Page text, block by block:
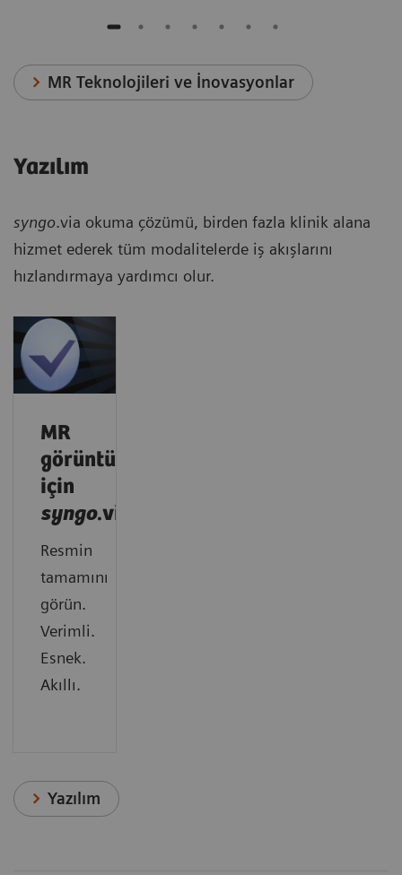
MR Teknolojileri ve İnovasyonlar
Yazılım
syngo.via okuma çözümü, birden fazla klinik alana
hizmet ederek tüm modalitelerde iş akışlarını
hızlandırmaya yardımcı olur.
MR
görüntüleme
için
syngo.via
Resmin
tamamını
görün.
Verimli.
Esnek.
Akıllı.
Yazılım